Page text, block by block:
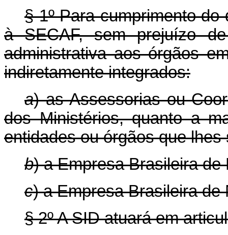
§ 1º Para cumprimento
à SECAF, sem prejuízo
administrativa aos órgãos
indiretamente integrados:
a) as Assessorias ou
dos Ministérios, quanto a
entidades ou órgãos que
b) a Empresa Brasileira
c) a Empresa Brasileira de
§ 2º A SID atuará em